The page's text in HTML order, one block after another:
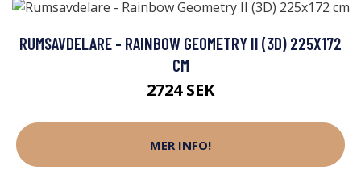
RUMSAVDELARE - RAINBOW GEOMETRY II (3D) 225X172
CM
2724 SEK
MER INFO!